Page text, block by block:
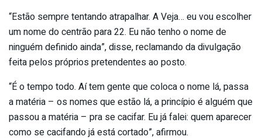
“Estão sempre tentando atrapalhar. A Veja… eu vou escolher
um nome do centrão para 22. Eu não tenho o nome de
ninguém definido ainda”, disse, reclamando da divulgação
feita pelos próprios pretendentes ao posto.
“É o tempo todo. Aí tem gente que coloca o nome lá, passa
a matéria – os nomes que estão lá, a princípio é alguém que
passou a matéria – pra se cacifar. Eu já falei: quem aparecer
como se cacifando já está cortado”, afirmou.